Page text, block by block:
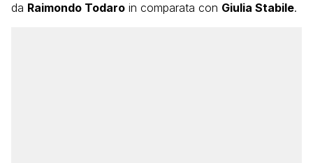
da Raimondo Todaro in comparata con Giulia Stabile.